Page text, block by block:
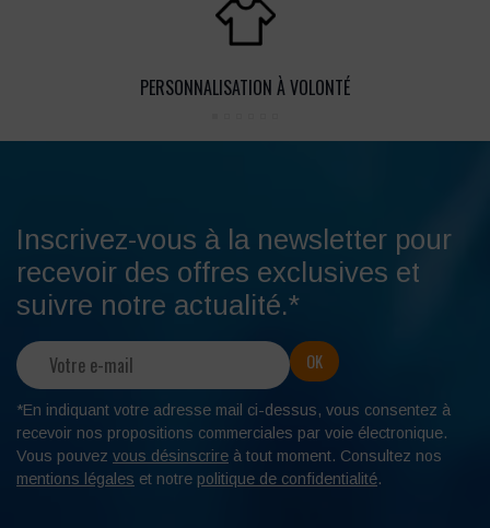
PERSONNALISATION À VOLONTÉ
Inscrivez-vous à la newsletter pour
recevoir des offres exclusives et
suivre notre actualité.*
*En indiquant votre adresse mail ci-dessus, vous consentez à
recevoir nos propositions commerciales par voie électronique.
Vous pouvez vous désinscrire à tout moment. Consultez nos
mentions légales et notre politique de confidentialité.